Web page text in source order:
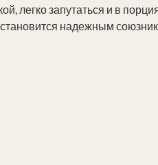
легко запутаться и в
надежным